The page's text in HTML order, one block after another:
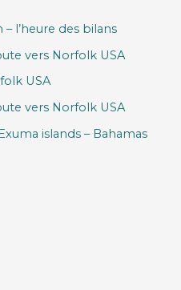
– l’heure des bilans
vers Norfolk USA
USA
vers Norfolk USA
islands – Bahamas